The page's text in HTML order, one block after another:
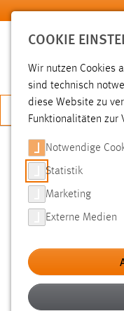
Zum Hauptinhalt springen
Hochschule Aktuelles
MOBILITÄT
Studierende
erfolgreich
08.08.2017
COOKIE
Wir nutzen Cookies
sind technisch
diese Website zu
Funktionalitäten zur
Notwendige
Statistik
Marketing
Externe Medien